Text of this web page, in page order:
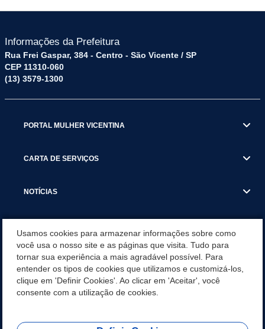
Informações da Prefeitura
Rua Frei Gaspar, 384 - Centro - São Vicente / SP
CEP 11310-060
(13) 3579-1300
PORTAL MULHER VICENTINA
CARTA DE SERVIÇOS
NOTÍCIAS
VISITE SÃO VICENTE
INSTITUCIONAL
Usamos cookies para armazenar informações sobre como
você usa o nosso site e as páginas que visita. Tudo para
tornar sua experiência a mais agradável possível. Para
entender os tipos de cookies que utilizamos e customizá-los,
clique em 'Definir Cookies'. Ao clicar em 'Aceitar', você
consente com a utilização de cookies.